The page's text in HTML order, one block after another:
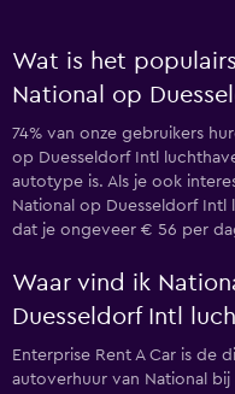
Wat is het
National op
74% van onze gebruikers
op Duesseldorf Intl
autotype is. Als je ook
National op Duesseldorf Intl
dat je ongeveer € 56 per
Waar vind ik
Duesseldorf Intl
Enterprise Rent A Car is de
autoverhuur van National